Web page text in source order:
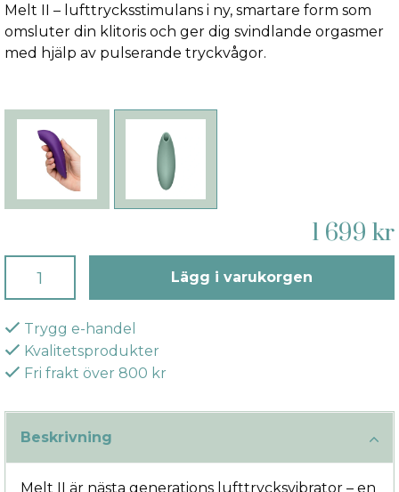
Melt II – lufttrycksstimulans i ny, smartare form som
omsluter din klitoris och ger dig svindlande orgasmer
med hjälp av pulserande tryckvågor.
1 699 kr
Lägg i varukorgen
Trygg e-handel
Kvalitetsprodukter
Fri frakt över 800 kr
Beskrivning
Melt II är nästa generations lufttrycksvibrator – en